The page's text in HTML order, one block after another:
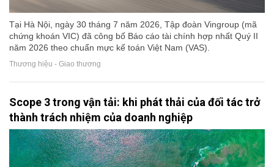
Tại Hà Nội, ngày 30 tháng 7 năm 2026, Tập đoàn Vingroup (mã
chứng khoán VIC) đã công bố Báo cáo tài chính hợp nhất Quý II
năm 2026 theo chuẩn mực kế toán Việt Nam (VAS).
Thương hiệu - Giao thương
Scope 3 trong vận tải: khi phát thải của đối tác trở
thành trách nhiệm của doanh nghiệp